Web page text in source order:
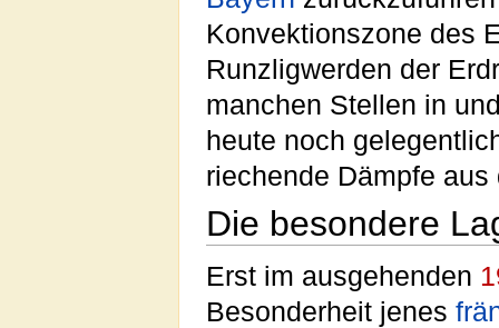
Konvektionszone des
Runzligwerden der
manchen Stellen in
heute noch
riechende Dämpfe
Die besondere
Erst im ausgehenden
Besonderheit jenes